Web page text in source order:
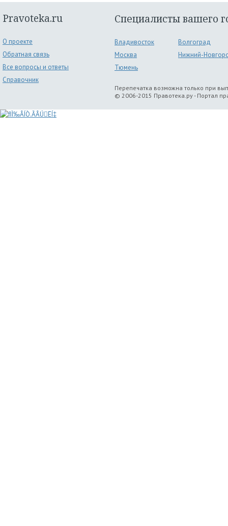
Pravoteka.ru
О проекте
Обратная связь
Все вопросы и ответы
Справочник
Специалисты вашего
Владивосток
Волгоград
Москва
Нижний-
Тюмень
Перепечатка возможна только при
© 2006-2015 Правотека.ру - Портал